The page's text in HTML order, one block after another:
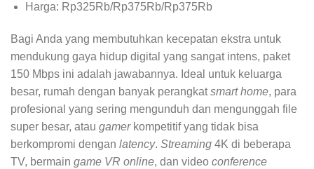
Harga: Rp325Rb/Rp375Rb/Rp375Rb
Bagi Anda yang membutuhkan kecepatan ekstra untuk
mendukung gaya hidup digital yang sangat intens, paket
150 Mbps ini adalah jawabannya. Ideal untuk keluarga
besar, rumah dengan banyak perangkatsmart home, para
profesional yang sering mengunduh dan mengunggah file
super besar, atau gamerkompetitif yang tidak bisa
berkompromi dengan latency. Streaming 4K di beberapa
TV, bermain game VR online, dan video conference